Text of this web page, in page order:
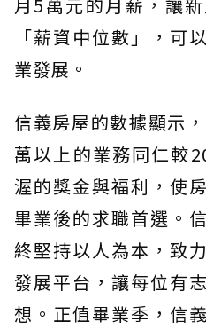
「薪資中位數」，可
業發展。
信義房屋的數據顯示
萬以上的業務同仁較
渥的獎金與福利，使
畢業後的求職首選。
終堅持以人為本，致
發展平台，讓每位有
想。正值畢業季，信